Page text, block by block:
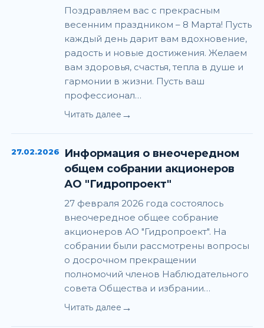
Поздравляем вас с прекрасным
весенним праздником – 8 Марта! Пусть
каждый день дарит вам вдохновение,
радость и новые достижения. Желаем
вам здоровья, счастья, тепла в душе и
гармонии в жизни. Пусть ваш
профессионал…
Читать далее →
27.02.2026
Информация о внеочередном
общем собрании акционеров
АО "Гидропроект"
27 февраля 2026 года состоялось
внеочередное общее собрание
акционеров АО "Гидропроект". На
собрании были рассмотрены вопросы
о досрочном прекращении
полномочий членов Наблюдательного
совета Общества и избрании…
Читать далее →